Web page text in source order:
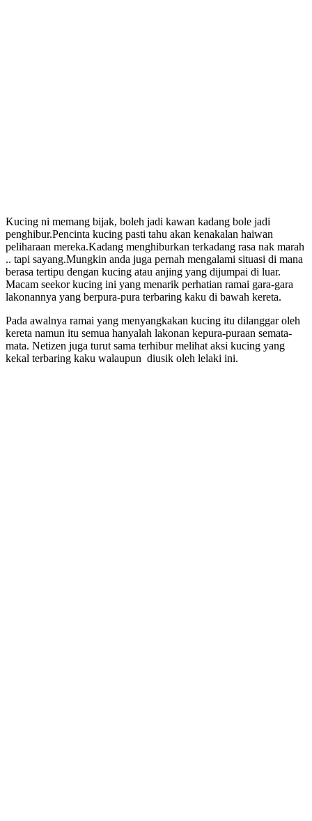
Kucing ni memang bijak, boleh jadi kawan kadang bole jadi
penghibur.Pencinta kucing pasti tahu akan kenakalan haiwan
peliharaan mereka.Kadang menghiburkan terkadang rasa nak marah
.. tapi sayang.Mungkin anda juga pernah mengalami situasi di mana
berasa tertipu dengan kucing atau anjing yang dijumpai di luar.
Macam seekor kucing ini yang menarik perhatian ramai gara-gara
lakonannya yang berpura-pura terbaring kaku di bawah kereta.
Pada awalnya ramai yang menyangkakan kucing itu dilanggar oleh
kereta namun itu semua hanyalah lakonan kepura-puraan semata-
mata. Netizen juga turut sama terhibur melihat aksi kucing yang
kekal terbaring kaku walaupun diusik oleh lelaki ini.